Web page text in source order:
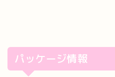
パッケージ情報